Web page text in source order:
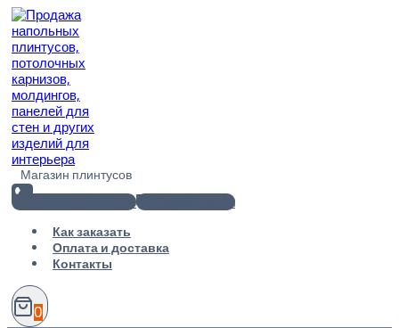
Перейти
содержимому
Магазин плинтусов
+7(812) 920-02-38
info@101metr.ru
Как заказать
Оплата и доставка
Контакты
0